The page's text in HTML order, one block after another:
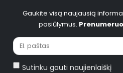
Gaukite visą naujausią
pasiūlymus.
Sutinku gauti naujienlaiškį